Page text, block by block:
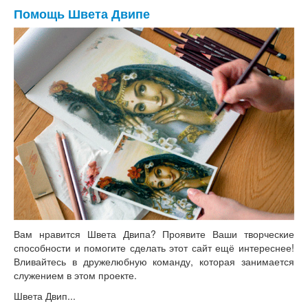
Помощь Швета Двипе
Вам нравится Швета Двипа? Проявите Ваши творческие
способности и помогите сделать этот сайт ещё интереснее!
Вливайтесь в дружелюбную команду, которая занимается
служением в этом проекте.
Швета Двип...